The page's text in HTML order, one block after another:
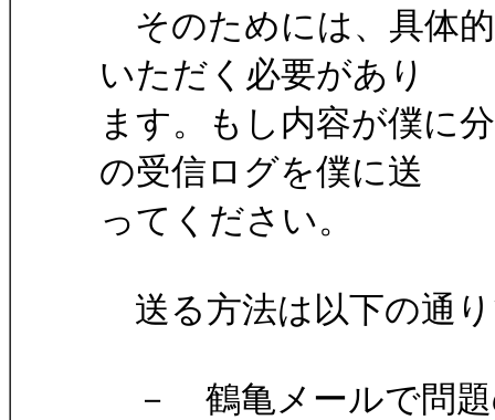
そのためには、具体
いただく必要があり
ます。もし内容が僕に
の受信ログを僕に送
ってください。
送る方法は以下の通
－ 鶴亀メールで問題